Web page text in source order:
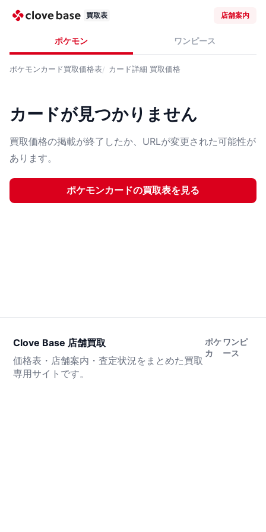
買取表 店舗案内
ポケモン ワンピース
ポケモンカード買取価格表 カード詳細 買取価格
カードが見つかりません
買取価格の掲載が終了したか、URLが変更された可能性が
あります。
ポケモンカードの買取表を見る
Clove Base 店舗買取
価格表・店舗案内・査定状況をまとめた買取
専用サイトです。
ポケ
カ
ワンピ
ース